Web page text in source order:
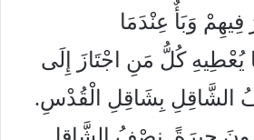
فِيهِمْ وَبَأٌ عِنْدَمَا
مَا يُعْطِيهِ كُلُّ مَنِ اجْتَازَ إِلَى
الشَّاقِلِ بِشَاقِلِ الْقُدْسِ.